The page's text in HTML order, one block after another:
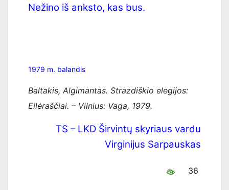
Nežino iš anksto, kas bus.
1979 m. balandis
Baltakis, Algimantas. Strazdiškio elegijos:
Eilėraščiai. – Vilnius: Vaga, 1979.
TS – LKD Širvintų skyriaus vardu
Virginijus Sarpauskas
36